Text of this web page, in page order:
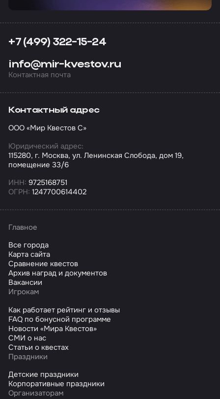
+7 (499) 322-15-24
info@mir-kvestov.ru
Контактная почта
Контактный адрес
ООО «Мир Квестов С»
Юридический адрес:
115280, г. Москва, ул. Ленинская Слобода, дом 19,
помещение 33/6
ИНН: 9725168751
ОГРН: 1247700614402
Главное
Все города
Карта сайта
Сравнение квестов
Архив наград и документов
Вакансии
Игрокам
Как работает рейтинг и отзывы
FAQ по бонусной программе
Новости «Мира Квестов»
СМИ о нас
Статьи о квестах
Праздники
Детские праздники
Корпоративные праздники
Организаторам